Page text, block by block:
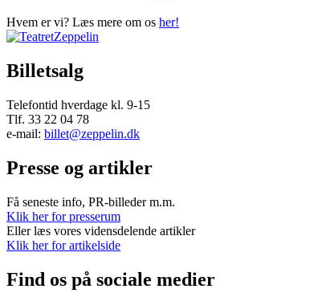
Hvem er vi? Læs mere om os her!
Billetsalg
Telefontid hverdage kl. 9-15
Tlf. 33 22 04 78
e-mail: billet@zeppelin.dk
Presse og artikler
Få seneste info, PR-billeder m.m.
Klik her for presserum
Eller læs vores vidensdelende artikler
Klik her for artikelside
Find os på sociale medier